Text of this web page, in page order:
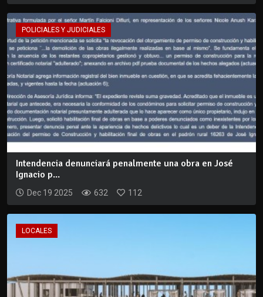
POLICIALES Y JUDICIALES
Intendencia denunciará penalmente una obra en José
Ignacio p...
Dec 19 2025 632 112
LOCALES